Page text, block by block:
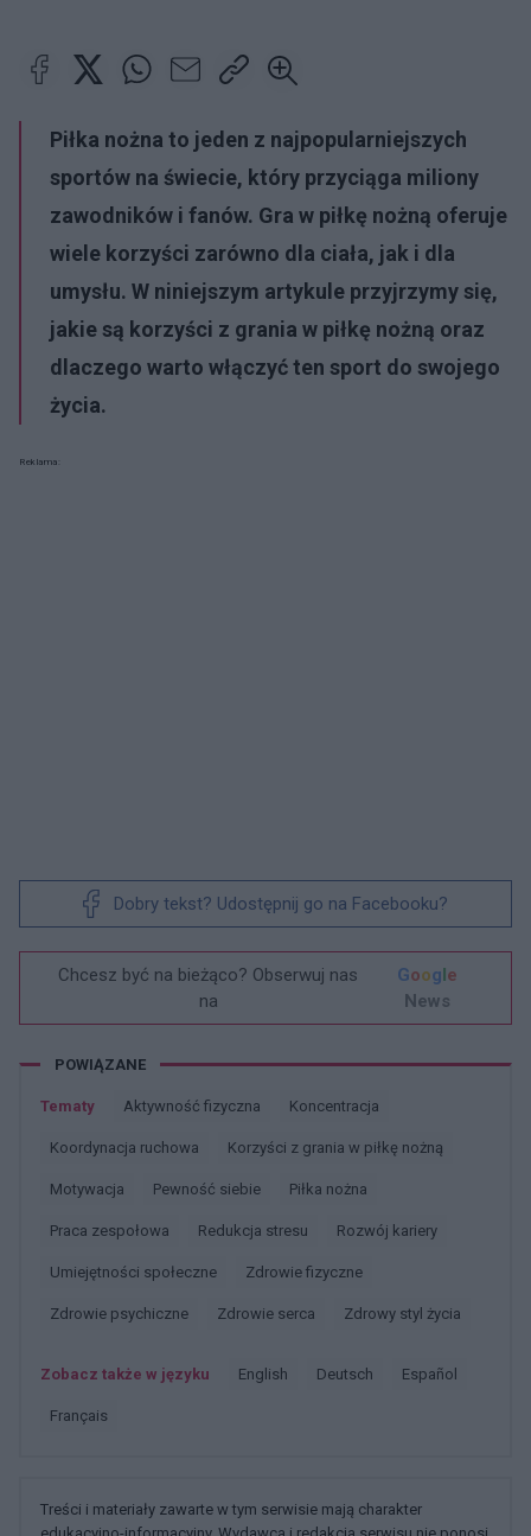
Piłka nożna to jeden z najpopularniejszych
sportów na świecie, który przyciąga miliony
zawodników i fanów. Gra w piłkę nożną oferuje
wiele korzyści zarówno dla ciała, jak i dla
umysłu. W niniejszym artykule przyjrzymy się,
jakie są korzyści z grania w piłkę nożną oraz
dlaczego warto włączyć ten sport do swojego
życia.
Reklama:
Dobry tekst? Udostępnij go na Facebooku?
Chcesz być na bieżąco? Obserwuj nas
na
Google
News
POWIĄZANE
Tematy Aktywność fizyczna Koncentracja
Koordynacja ruchowa Korzyści z grania w piłkę nożną
Motywacja Pewność siebie Piłka nożna
Praca zespołowa Redukcja stresu Rozwój kariery
Umiejętności społeczne Zdrowie fizyczne
Zdrowie psychiczne Zdrowie serca Zdrowy styl życia
Zobacz także w języku english deutsch español
français
Treści i materiały zawarte w tym serwisie mają charakter